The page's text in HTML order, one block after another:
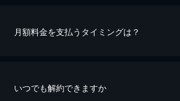
※40％ポイント還元の対象は、クレジットカード決
月額料金を支払うタイミングは？
いつでも解約できますか